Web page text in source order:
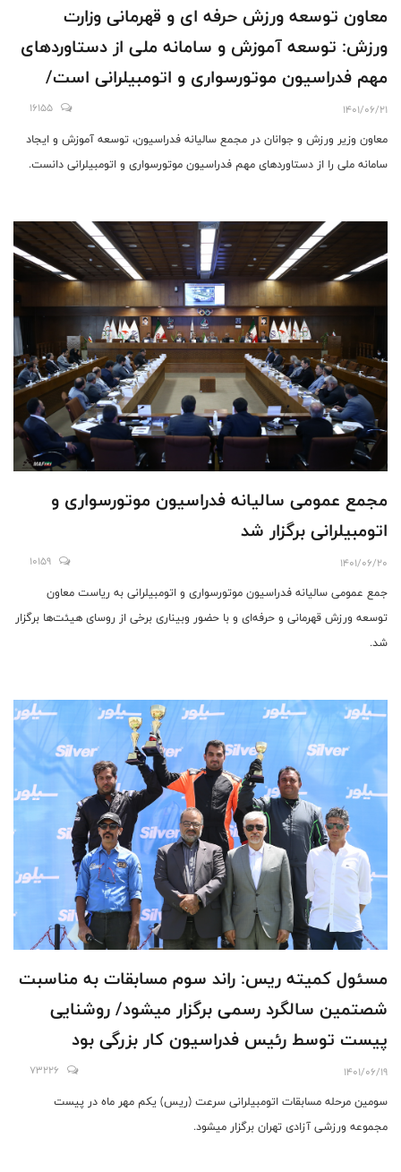
معاون توسعه ورزش حرفه ای و قهرمانی وزارت
ورزش: توسعه آموزش و سامانه ملی از دستاوردهای
مهم فدراسیون موتورسواری و اتومبیلرانی است/
ساماندهی آقای ناظمی در این مدت قابل تقدیر
است/ هویت واقعی فدراسیون موتور ۲۵۰ سی‌سی
نیست/ مطالبات گذشته بزودی حل می شود/ بدهی
حقوقی خوبی در کنارتان باشد، مخاطب زیادی دارید
ولی مدیریت در هیات‌ها نیاز است
1401/06/21
16155
معاون وزیر ورزش و جوانان در مجمع سالیانه فدراسیون، توسعه آموزش و ایجاد
سامانه ملی را از دستاوردهای مهم فدراسیون موتورسواری و اتومبیلرانی دانست.
مجمع عمومی سالیانه فدراسیون موتورسواری و
اتومبیلرانی برگزار شد
1401/06/20
10159
جمع عمومی سالیانه فدراسیون موتورسواری و اتومبیلرانی به ریاست معاون
توسعه ورزش قهرمانی و حرفه‌ای و با حضور وبیناری برخی از روسای هیئت‌ها برگزار
شد.
مسئول کمیته ریس: راند سوم مسابقات به مناسبت
شصتمین سالگرد رسمی برگزار میشود/ روشنایی
پیست توسط رئیس فدراسیون کار بزرگی بود
1401/06/19
73226
سومین مرحله مسابقات اتومبیلرانی سرعت (ریس) یکم مهر ماه در پیست
مجموعه ورزشی آزادی تهران برگزار میشود.